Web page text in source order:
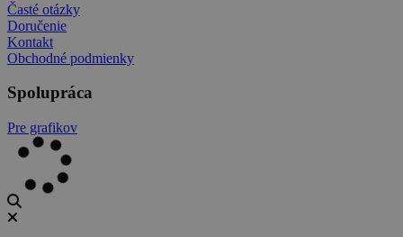
Časté otázky
Doručenie
Kontakt
Obchodné podmienky
Spolupráca
Pre grafikov